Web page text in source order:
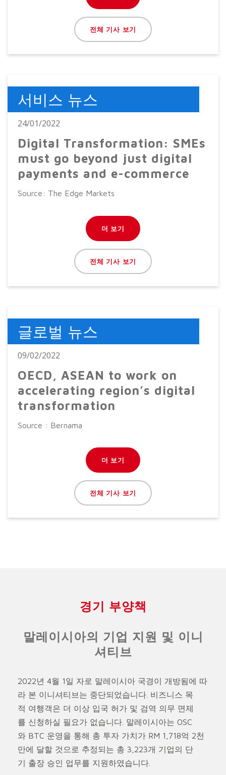
전체 기사 보기
서비스 뉴스
24/01/2022
Digital Transformation: SMEs
must go beyond just digital
payments and e-commerce
Source: The Edge Markets
더 보기
전체 기사 보기
글로벌 뉴스
09/02/2022
OECD, ASEAN to work on
accelerating region’s digital
transformation
Source : Bernama
더 보기
전체 기사 보기
경기 부양책
말레이시아의 기업 지원 및 이니
셔티브
2022년 4월 1일 자로 말레이시아 국경이 개방됨에 따
라 본 이니셔티브는 중단되었습니다. 비즈니스 목
적 여행객은 더 이상 입국 허가 및 검역 의무 면제
를 신청하실 필요가 없습니다. 말레이시아는 OSC
와 BTC 운영을 통해 총 투자 가치가 RM 1,718억 2천
만에 달할 것으로 추정되는 총 3,223개 기업의 단
기 출장 승인 업무를 지원하였습니다.